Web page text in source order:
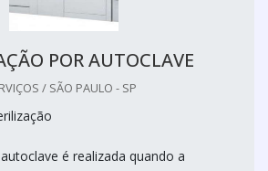
POR AUTOCLAVE
/ SÃO PAULO - SP
é realizada quando a